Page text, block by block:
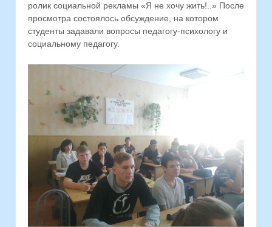
ролик социальной рекламы «Я не хочу жить!..» После
просмотра состоялось обсуждение, на котором
студенты задавали вопросы педагогу-психологу и
социальному педагогу.